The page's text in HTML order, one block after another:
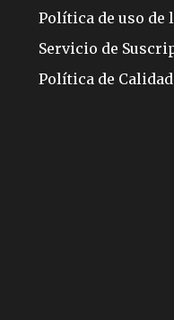
Política de uso de
Servicio de
Política de Calidad